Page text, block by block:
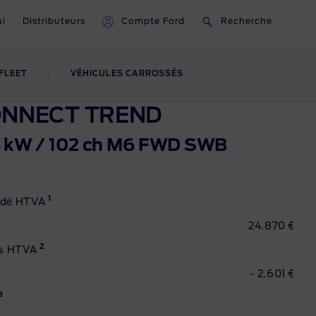
Distributeurs Compte Ford Recherche
FORDLIIVE
FLEET VÉHICULES CARROSSÉS
TREND
/ 102 ch M6 FWD SWB
HTVA 1
24.870 €
HTVA 2
- 2.601 €